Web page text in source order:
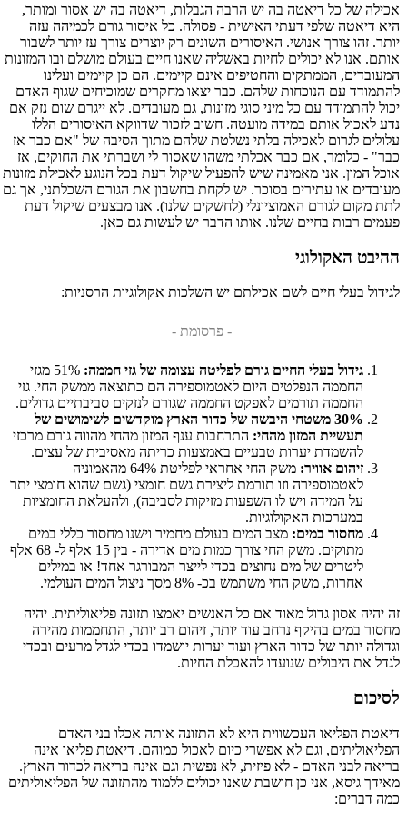
אכילה של כל דיאטה בה יש הרבה הגבלות, דיאטה בה יש אסור ומותר,
היא דיאטה שלפי דעתי האישית - פסולה. כל איסור גורם לכמיהה עזה
יותר. זהו צורך אנושי. האיסורים השונים רק יוצרים צורך עז יותר לשבור
אותם. אנו לא יכולים לחיות באשליה שאנו חיים בעולם מושלם ובו המזונות
המעובדים, הממתקים והחטיפים אינם קיימים. הם כן קיימים ועלינו
להתמודד עם הנוכחות שלהם. כבר יצאו מחקרים שמוכיחים שגוף האדם
יכול להתמודד עם כל מיני סוגי מזונות, גם מעובדים. לא ייגרם שום נזק אם
נדע לאכול אותם במידה מועטה. חשוב לזכור שדווקא האיסורים הללו
עלולים לגרום לאכילה בלתי נשלטת שלהם מתוך הסיבה של "אם כבר אז
כבר" - כלומר, אם כבר אכלתי משהו שאסור לי ושברתי את החוקים, אז
אוכל המון. אני מאמינה שיש להפעיל שיקול דעת בכל הנוגע לאכילת מזונות
מעובדים או עתירים בסוכר. יש לקחת בחשבון את הגורם השכלתני, אך גם
לתת מקום לגורם האמוציונלי (לחשקים שלנו). אנו מבצעים שיקול דעת
פעמים רבות בחיים שלנו. אותו הדבר יש לעשות גם כאן.
ההיבט האקולוגי
לגידול בעלי חיים לשם אכילתם יש השלכות אקולוגיות הרסניות:
- פרסומת -
גידול בעלי החיים גורם לפליטה עצומה של גזי חממה:
51% מגזי
החממה הנפלטים היום לאטמוספירה הם כתוצאה ממשק החי. גזי
החממה תורמים לאפקט החממה שגורם לנזקים סביבתיים גדולים.
30% משטחי היבשה של כדור הארץ מוקדשים לשימושים של
תעשיית המזון מהחי: התרחבות ענף המזון מהחי מהווה גורם מרכזי
להשמדת יערות טבעיים באמצעות כריתה מאסיבית של עצים.
זיהום אוויר:
משק החי אחראי לפליטת 64% מהאמוניה
לאטמוספירה וזו תורמת ליצירת גשם חומצי (גשם שהוא חומצי יתר
על המידה ויש לו השפעות מזיקות לסביבה), ולהעלאת החומציות
במערכות האקולוגיות.
מחסור במים: מצב המים בעולם מחמיר וישנו מחסור כללי במים
מתוקים. משק החי צורך כמות מים אדירה - בין 15 אלף ל- 68 אלף
ליטרים של מים נחוצים בכדי לייצר המבורגר אחד! או במילים
אחרות, משק החי משתמש בכ- 8% מסך ניצול המים העולמי.
זה יהיה אסון גדול מאוד אם כל האנשים יאמצו תזונה פליאוליתית. יהיה
מחסור במים בהיקף נרחב עוד יותר, זיהום רב יותר, התחממות מהירה
וגדולה יותר של כדור הארץ ועוד יערות יושמדו בכדי לגדל מרעים ובכדי
לגדל את היבולים שנועדו להאכלת החיות.
לסיכום
דיאטת הפליאו העכשווית היא לא התזונה אותה אכלו בני האדם
הפליאוליתים, וגם לא אפשרי כיום לאכול כמוהם. דיאטת פליאו אינה
בריאה לבני האדם - לא פיזית, לא נפשית וגם אינה בריאה לכדור הארץ.
מאידך גיסא, אני כן חושבת שאנו יכולים ללמוד מהתזונה של הפליאוליתים
כמה דברים: